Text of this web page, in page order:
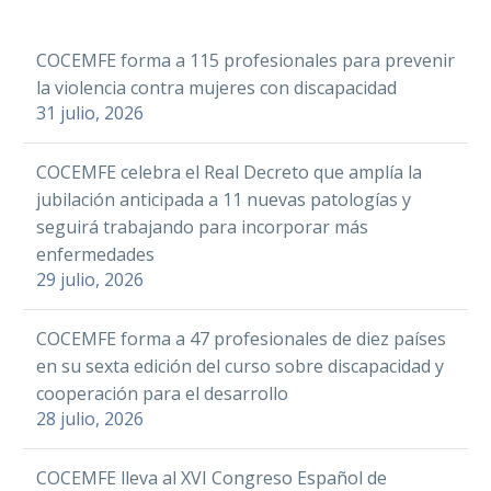
Email
Compartir
La Federación
Coordinadora de
Discapacidad Física y
Orgánica de Bizkaia,
(Fekoor), entidad
perteneciente a
COCEMFE, aplaude la
decisión de…
COCEMFE Castelló
celebra la I Jornada
de Deporte Adaptado
en la Universitat
Jaume I
Facebook
LinkedIn
WhatsApp
Email
Más de 400 personas,
10 Sep 2025
COCEMFE
reclama al
Gobierno que
ONG de
19 Oct 2022
colabora con la
COCEMFE forma a 115 profesionales para prevenir
la violencia contra mujeres con discapacidad
31 julio, 2026
COCEMFE celebra el Real Decreto que amplía la
jubilación anticipada a 11 nuevas patologías y
seguirá trabajando para incorporar más
enfermedades
29 julio, 2026
COCEMFE forma a 47 profesionales de diez países
en su sexta edición del curso sobre discapacidad y
cooperación para el desarrollo
28 julio, 2026
COCEMFE lleva al XVI Congreso Español de